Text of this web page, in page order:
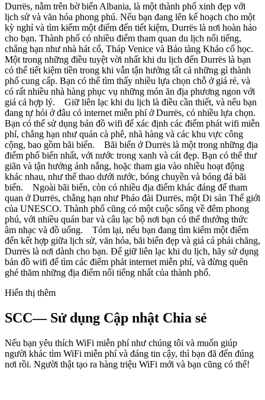
Durrës, nằm trên bờ biển Albania, là một thành phố xinh đẹp với
lịch sử và văn hóa phong phú. Nếu bạn đang lên kế hoạch cho một
kỳ nghỉ và tìm kiếm một điểm đến tiết kiệm, Durrës là nơi hoàn hảo
cho bạn. Thành phố có nhiều điểm tham quan du lịch nổi tiếng,
chẳng hạn như nhà hát cổ, Tháp Venice và Bảo tàng Khảo cổ học.
Một trong những điều tuyệt vời nhất khi du lịch đến Durrës là bạn
có thể tiết kiệm tiền trong khi vẫn tận hưởng tất cả những gì thành
phố cung cấp. Bạn có thể tìm thấy nhiều lựa chọn chỗ ở giá rẻ, và
có rất nhiều nhà hàng phục vụ những món ăn địa phương ngon với
giá cả hợp lý. Giữ liên lạc khi du lịch là điều cần thiết, và nếu bạn
đang tự hỏi ở đâu có internet miễn phí ở Durrës, có nhiều lựa chọn.
Bạn có thể sử dụng bản đồ wifi để xác định các điểm phát wifi miễn
phí, chẳng hạn như quán cà phê, nhà hàng và các khu vực công
cộng, bao gồm bãi biển. Bãi biển ở Durrës là một trong những địa
điểm phổ biến nhất, với nước trong xanh và cát đẹp. Bạn có thể thư
giãn và tận hưởng ánh nắng, hoặc tham gia vào nhiều hoạt động
khác nhau, như thể thao dưới nước, bóng chuyền và bóng đá bãi
biển. Ngoài bãi biển, còn có nhiều địa điểm khác đáng để tham
quan ở Durrës, chẳng hạn như Pháo đài Durrës, một Di sản Thế giới
của UNESCO. Thành phố cũng có một cuộc sống về đêm phong
phú, với nhiều quán bar và câu lạc bộ nơi bạn có thể thưởng thức
âm nhạc và đồ uống. Tóm lại, nếu bạn đang tìm kiếm một điểm
đến kết hợp giữa lịch sử, văn hóa, bãi biển đẹp và giá cả phải chăng,
Durrës là nơi dành cho bạn. Để giữ liên lạc khi du lịch, hãy sử dụng
bản đồ wifi để tìm các điểm phát internet miễn phí, và đừng quên
ghé thăm những địa điểm nổi tiếng nhất của thành phố.
Hiển thị thêm
SCC— Sử dụng Cập nhật Chia sẻ
Nếu bạn yêu thích WiFi miễn phí như chúng tôi và muốn giúp
người khác tìm WiFi miễn phí và đáng tin cậy, thì bạn đã đến đúng
nơi rồi. Người thật tạo ra hàng triệu WiFi mới và bạn cũng có thể!